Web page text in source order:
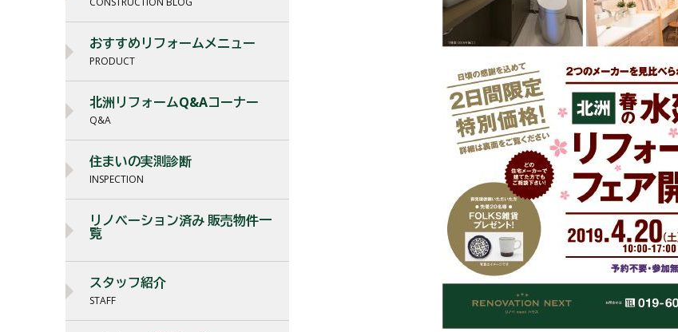
おすすめリフォームメニュー
PRODUCT
北洲リフォームQ&Aコーナー
Q&A
住まいの実測診断
INSPECTION
リノベーション済み 販売物件一
覧
スタッフ紹介
STAFF